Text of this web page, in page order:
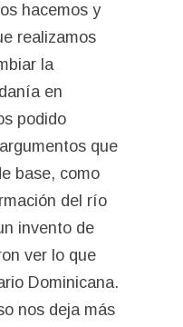
hacemos y
realizamos
la
en
podido
que
base, como
del río
invento de
ver lo que
Dominicana.
nos deja más